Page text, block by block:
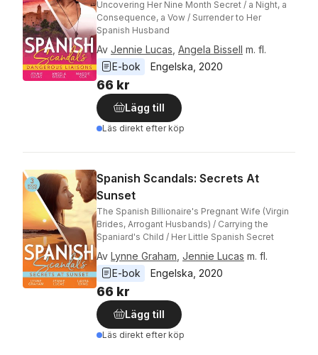
Uncovering Her Nine Month Secret / a Night, a
Consequence, a Vow / Surrender to Her
Spanish Husband
Av Jennie Lucas Angela Bissell m. fl.
E-bok
Engelska 2020
66 kr
Lägg till
Läs direkt efter köp
Spanish Scandals: Secrets At
Sunset
The Spanish Billionaire's Pregnant Wife (Virgin
Brides, Arrogant Husbands) / Carrying the
Spaniard's Child / Her Little Spanish Secret
Av Lynne Graham Jennie Lucas m. fl.
E-bok
Engelska 2020
66 kr
Lägg till
Läs direkt efter köp